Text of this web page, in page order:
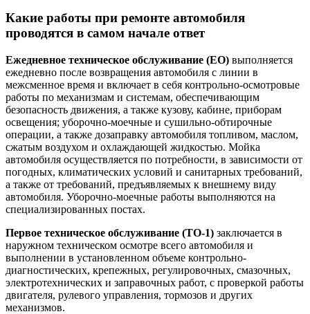
Какие работы при ремонте автомобиля
проводятся в самом начале ответ
Ежедневное техническое обслуживание (ЕО) выполняется
ежедневно после возвращения автомобиля с линии в
межсменное время и включает в себя контрольно-осмотровые
работы по механизмам и системам, обеспечивающим
безопасность движения, а также кузову, кабине, приборам
освещения; уборочно-моечные и сушильно-обтирочные
операции, а также дозаправку автомобиля топливом, маслом,
сжатым воздухом и охлаждающей жидкостью. Мойка
автомобиля осуществляется по потребности, в зависимости от
погодных, климатических условий и санитарных требований,
а также от требований, предъявляемых к внешнему виду
автомобиля. Уборочно-моечные работы выполняются на
специализированных постах.
Первое техническое обслуживание (ТО-1) заключается в
наружном техническом осмотре всего автомобиля и
выполнении в установленном объеме контрольно-
диагностических, крепежных, регулировочных, смазочных,
электротехнических и заправочных работ, с проверкой работы
двигателя, рулевого управления, тормозов и других
механизмов.